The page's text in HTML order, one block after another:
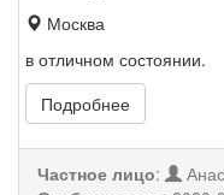
Москва
в отличном состоянии.
Подробнее
Частное лицо: